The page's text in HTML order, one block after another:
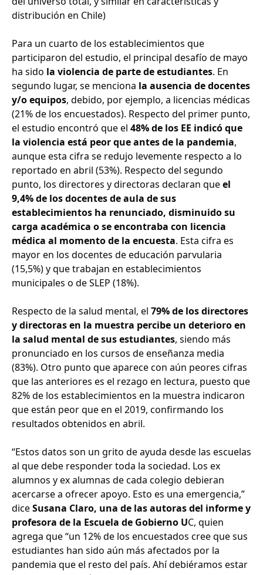
distribución en Chile)
Para un cuarto de los establecimientos que
participaron del estudio, el principal desafío de mayo
ha sido la violencia de parte de estudiantes. En
segundo lugar, se menciona la ausencia de docentes
y/o equipos, debido, por ejemplo, a licencias médicas
(21% de los encuestados). Respecto del primer punto,
el estudio encontró que el 48% de los EE indicó que
la violencia está peor que antes de la pandemia,
aunque esta cifra se redujo levemente respecto a lo
reportado en abril (53%). Respecto del segundo
punto, los directores y directoras declaran queel
9,4% de los docentes de aula de sus
establecimientos ha renunciado, disminuido su
carga académica o se encontraba con licencia
médica al momento de la encuesta. Esta cifra es
mayor en los docentes de educación parvularia
(15,5%) y que trabajan en establecimientos
municipales o de SLEP (18%).
Respecto de la salud mental, el 79% de los directores
y directoras en la muestra percibe un deterioro en
la salud mental de sus estudiantes, siendo más
pronunciado en los cursos de enseñanza media
(83%). Otro punto que aparece con aún peores cifras
que las anteriores es el rezago en lectura, puesto que
82% de los establecimientos en la muestra indicaron
que están peor que en el 2019, confirmando los
resultados obtenidos en abril.
“Estos datos son un grito de ayuda desde las escuelas
al que debe responder toda la sociedad. Los ex
alumnos y ex alumnas de cada colegio debieran
acercarse a ofrecer apoyo. Esto es una emergencia,”
diceSusana Claro, una de las autoras del informe y
profesora de la Escuela de Gobierno UC, quien
agrega que “un 12% de los encuestados cree que sus
estudiantes han sido aún más afectados por la
pandemia que el resto del país. Ahí debiéramos estar